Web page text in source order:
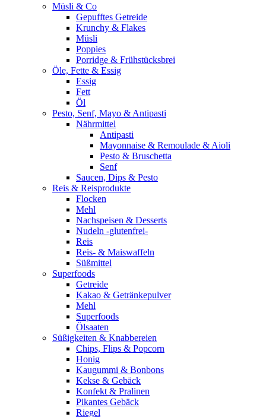
Müsli & Co
Gepufftes Getreide
Krunchy & Flakes
Müsli
Poppies
Porridge & Frühstücksbrei
Öle, Fette & Essig
Essig
Fett
Öl
Pesto, Senf, Mayo & Antipasti
Nährmittel
Antipasti
Mayonnaise & Remoulade & Aioli
Pesto & Bruschetta
Senf
Saucen, Dips & Pesto
Reis & Reisprodukte
Flocken
Mehl
Nachspeisen & Desserts
Nudeln -glutenfrei-
Reis
Reis- & Maiswaffeln
Süßmittel
Superfoods
Getreide
Kakao & Getränkepulver
Mehl
Superfoods
Ölsaaten
Süßigkeiten & Knabbereien
Chips, Flips & Popcorn
Honig
Kaugummi & Bonbons
Kekse & Gebäck
Konfekt & Pralinen
Pikantes Gebäck
Riegel